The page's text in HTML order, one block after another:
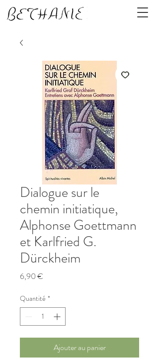
Dialogue sur le
chemin initiatique,
Alphonse Goettmann
et Karlfried G.
Dürckheim
6,90 €
Quantité *
Ajouter au panier